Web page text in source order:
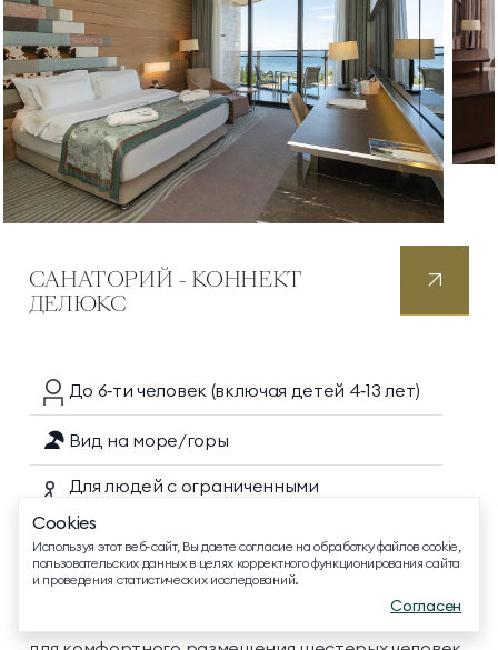
ТЕЛЕФОН ДЛЯ СВЯЗИ
ДОПОЛНИТЕЛЬНЫЙ ТЕЛЕФОН ДЛЯ СВЯЗИ
+74991107964
EMAIL ДЛЯ ВОПРОСОВ И ПОЖЕЛАНИЙ
info@mriyaresort.com
САНАТОРИЙ - КОННЕКТ
ДЕЛЮКС
До 6‑тичеловек(включая детей 4‑13 лет)
Вид на море/горы
Для людей с ограниченными
В номере прекрасно сочетаются домашний уют,
современный дизайн и оптимальное ценовое
Cookies
Используя этот веб-сайт, Вы даете согласие на обработку файлов cookie,
пользовательских данных в целях корректного функционирования сайта
и проведения статистических исследований.
Согласен